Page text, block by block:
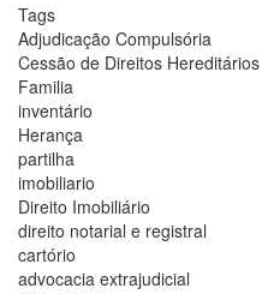
Tags
Adjudicação Compulsória
Cessão de Direitos Hereditários
Familia
inventário
Herança
partilha
imobiliario
Direito Imobiliário
direito notarial e registral
cartório
advocacia extrajudicial